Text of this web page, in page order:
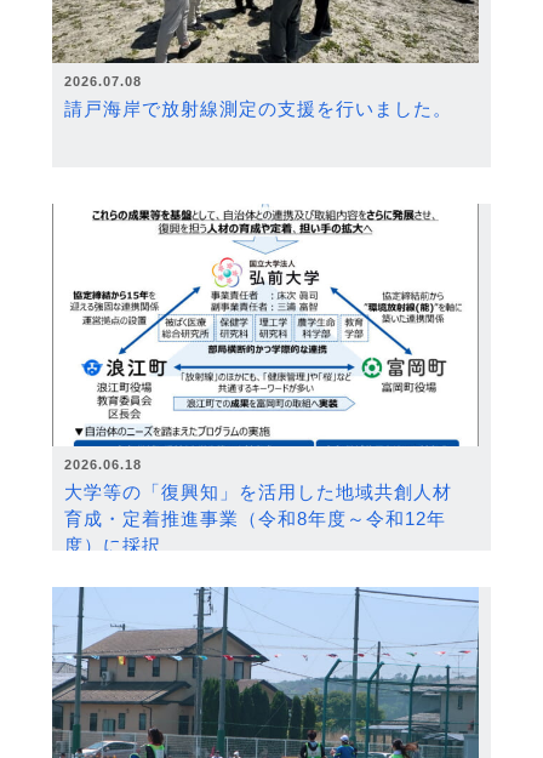
2026.07.08
請戸海岸で放射線測定の支援を行いました。
2026.06.18
大学等の「復興知」を活用した地域共創人材
育成・定着推進事業（令和8年度～令和12年
度）に採択